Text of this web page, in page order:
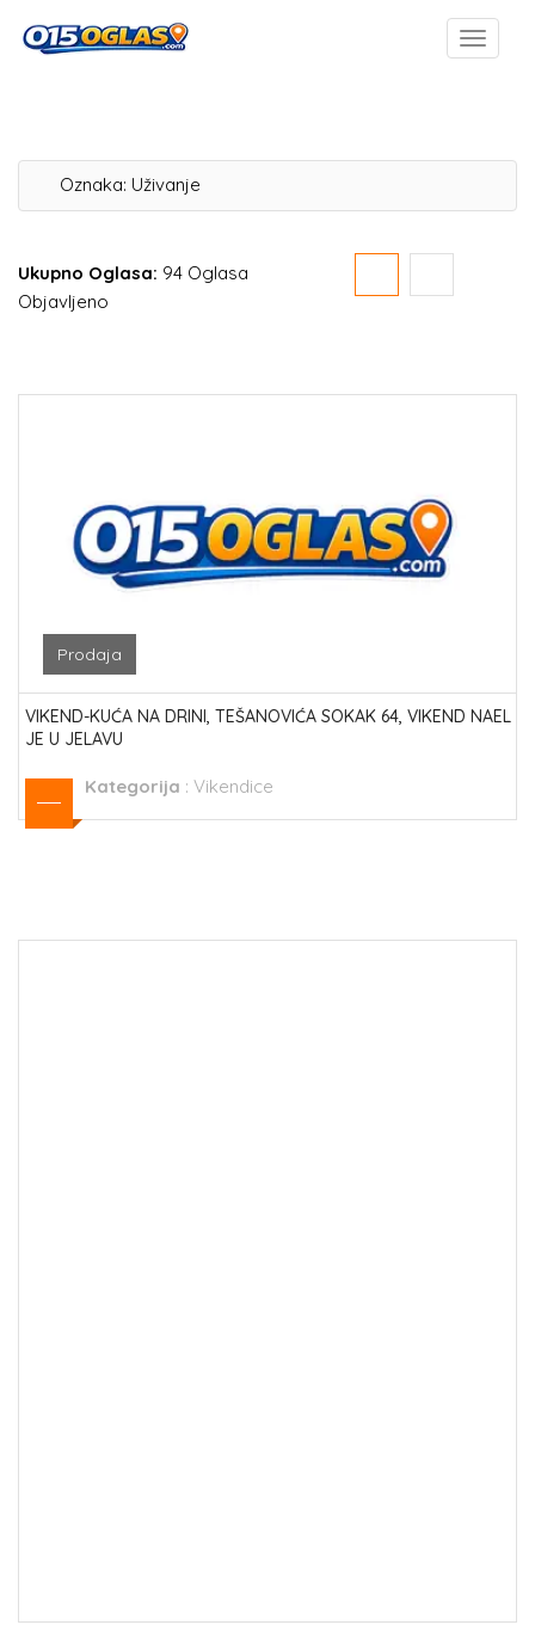
Oznaka: Uživanje
Ukupno Oglasa: 94 Oglasa
Objavljeno
Prodaja
VIKEND-KUĆA NA DRINI, TEŠANOVIĆA SOKAK 64, VIKEND NAEL
JE U JELAVU
Kategorija : Vikendice